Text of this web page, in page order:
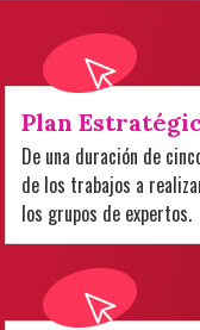
Plan
De una duración de
de los trabajos a
los grupos de expertos.